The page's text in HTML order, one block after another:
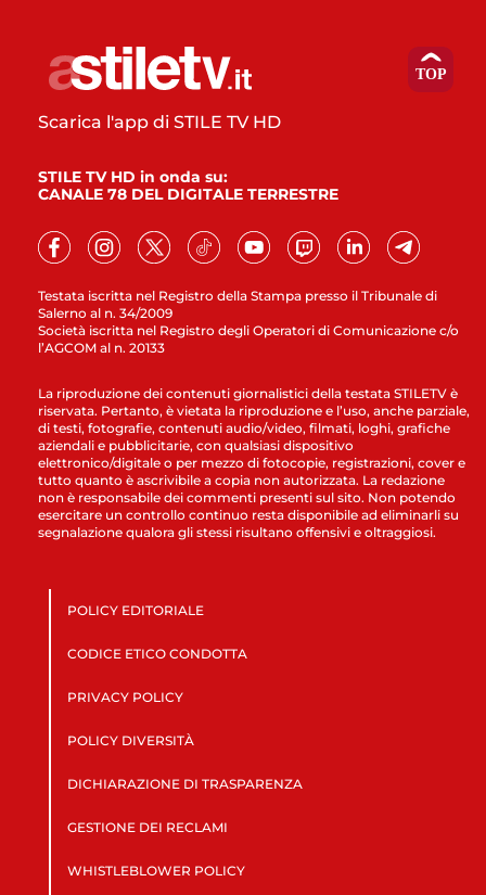
Testata iscritta nel Registro della Stampa presso il Tribunale di
Salerno al n. 34/2009
Società iscritta nel Registro degli Operatori di Comunicazione c/o
l’AGCOM al n. 20133
Scarica l'app di STILE TV HD
STILE TV HD in onda su:
CANALE 78 DEL DIGITALE TERRESTRE
La riproduzione dei contenuti giornalistici della testata STILETV è
riservata. Pertanto, è vietata la riproduzione e l’uso, anche parziale,
di testi, fotografie, contenuti audio/video, filmati, loghi, grafiche
aziendali e pubblicitarie, con qualsiasi dispositivo
elettronico/digitale o per mezzo di fotocopie, registrazioni, cover e
tutto quanto è ascrivibile a copia non autorizzata. La redazione
non è responsabile dei commenti presenti sul sito. Non potendo
esercitare un controllo continuo resta disponibile ad eliminarli su
segnalazione qualora gli stessi risultano offensivi e oltraggiosi.
POLICY EDITORIALE
CODICE ETICO CONDOTTA
PRIVACY POLICY
POLICY DIVERSITÀ
DICHIARAZIONE DI TRASPARENZA
GESTIONE DEI RECLAMI
WHISTLEBLOWER POLICY